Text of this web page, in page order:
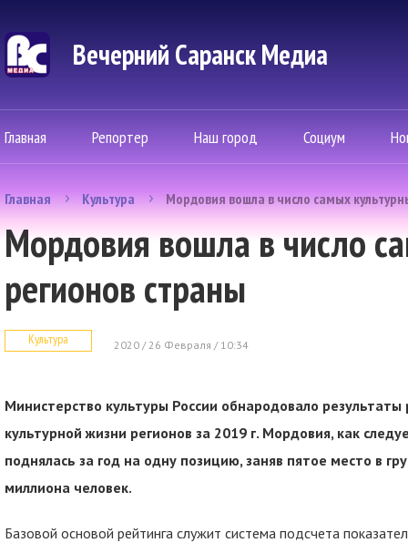
Вечерний Саранск Mедиа
Главная Репортер Наш город Социум
Главная Культура Мордовия вошла в число самых
Мордовия вошла в число
регионов страны
Культура 2020 / 26 Февраля / 10:34
Министерство культуры России обнародовало
культурной жизни регионов за 2019 г. Мордовия, как
поднялась за год на одну позицию, заняв пятое место в
миллиона человек.
Базовой основой рейтинга служит система подсчета